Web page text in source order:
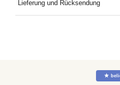
Lieferung und Rücksendung
☆